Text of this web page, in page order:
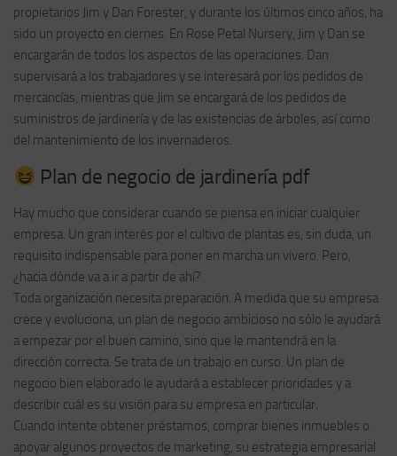
propietarios Jim y Dan Forester, y durante los últimos cinco años, ha
sido un proyecto en ciernes. En Rose Petal Nursery, Jim y Dan se
encargarán de todos los aspectos de las operaciones. Dan
supervisará a los trabajadores y se interesará por los pedidos de
mercancías, mientras que Jim se encargará de los pedidos de
suministros de jardinería y de las existencias de árboles, así como
del mantenimiento de los invernaderos.
Plan de negocio de jardinería pdf
Hay mucho que considerar cuando se piensa en iniciar cualquier
empresa. Un gran interés por el cultivo de plantas es, sin duda, un
requisito indispensable para poner en marcha un vivero. Pero,
¿hacia dónde va a ir a partir de ahí?
Toda organización necesita preparación. A medida que su empresa
crece y evoluciona, un plan de negocio ambicioso no sólo le ayudará
a empezar por el buen camino, sino que le mantendrá en la
dirección correcta. Se trata de un trabajo en curso. Un plan de
negocio bien elaborado le ayudará a establecer prioridades y a
describir cuál es su visión para su empresa en particular.
Cuando intente obtener préstamos, comprar bienes inmuebles o
apoyar algunos proyectos de marketing, su estrategia empresarial